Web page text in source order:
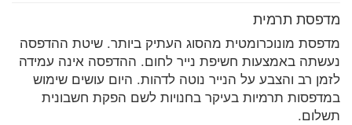
מדפסת תרמית
מדפסת מונוכרומטית מהסוג העתיק ביותר. שיטת ההדפסה
נעשתה באמצעות חשיפת נייר לחום. ההדפסה אינה עמידה
לזמן רב והצבע על הנייר נוטה לדהות. היום עושים שימוש
במדפסות תרמיות בעיקר בחנויות לשם הפקת חשבונית
תשלום.